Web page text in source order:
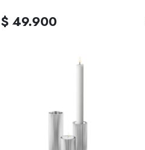
$ 49.900